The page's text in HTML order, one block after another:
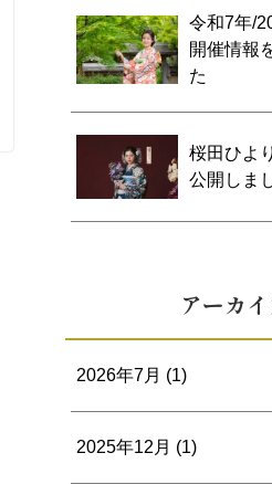
令和7年/
開催情報
た
桜田ひよ
公開しま
アーカ
2026年7月 (1)
2025年12月 (1)